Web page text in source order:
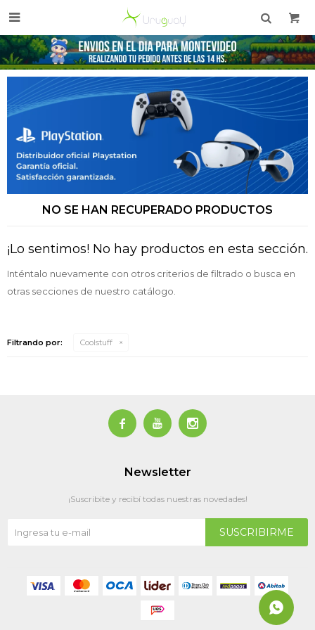

NO SE HAN RECUPERADO PRODUCTOS
¡Lo sentimos! No hay productos en esta sección.
Inténtalo nuevamente con otros criterios de filtrado o busca en
otras secciones de nuestro catálogo.
Filtrando por: Coolstuff
  
Newsletter
¡Suscribite y recibí todas nuestras novedades!
SUSCRIBIRME